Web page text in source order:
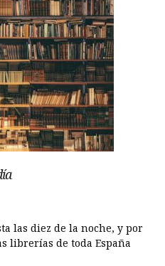
las diez de la noche, y por
librerías de toda España